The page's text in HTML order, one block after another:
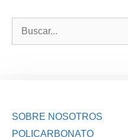
SOBRE NOSOTROS
POLICARBONATO